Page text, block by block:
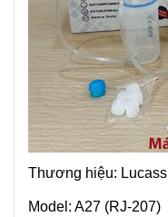
Thương hiệu: Lucass
Model: A27 (RJ-207)